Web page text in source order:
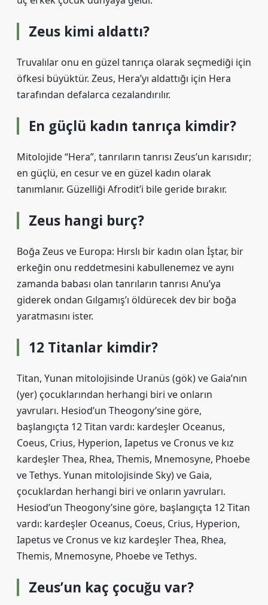
Zeus kimi aldattı?
Truvalılar onu en güzel tanrıça olarak seçmediği için
öfkesi büyüktür. Zeus, Hera’yı aldattığı için Hera
tarafından defalarca cezalandırılır.
En güçlü kadın tanrıça kimdir?
Mitolojide “Hera”, tanrıların tanrısı Zeus’un karısıdır;
en güçlü, en cesur ve en güzel kadın olarak
tanımlanır. Güzelliği Afrodit’i bile geride bırakır.
Zeus hangi burç?
Boğa Zeus ve Europa: Hırslı bir kadın olan İştar, bir
erkeğin onu reddetmesini kabullenemez ve aynı
zamanda babası olan tanrıların tanrısı Anu’ya
giderek ondan Gılgamış’ı öldürecek dev bir boğa
yaratmasını ister.
12 Titanlar kimdir?
Titan, Yunan mitolojisinde Uranüs (gök) ve Gaia’nın
(yer) çocuklarından herhangi biri ve onların
yavruları. Hesiod’un Theogony’sine göre,
başlangıçta 12 Titan vardı: kardeşler Oceanus,
Coeus, Crius, Hyperion, Iapetus ve Cronus ve kız
kardeşler Thea, Rhea, Themis, Mnemosyne, Phoebe
ve Tethys. Yunan mitolojisinde Sky) ve Gaia,
çocuklardan herhangi biri ve onların yavruları.
Hesiod’un Theogony’sine göre, başlangıçta 12 Titan
vardı: kardeşler Oceanus, Coeus, Crius, Hyperion,
Iapetus ve Cronus ve kız kardeşler Thea, Rhea,
Themis, Mnemosyne, Phoebe ve Tethys.
Zeus’un kaç çocuğu var?